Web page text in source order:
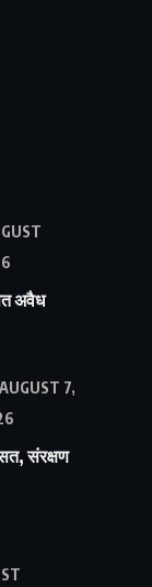
अवैध
AUGUST 7,
संरक्षण